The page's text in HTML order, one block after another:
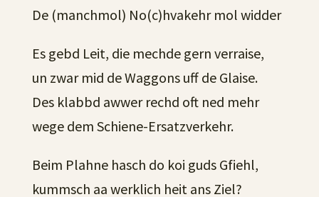
De (manchmol) No(c)hvakehr mol widder
Es gebd Leit, die mechde gern verraise,
un zwar mid de Waggons uff de Glaise.
Des klabbd awwer rechd oft ned mehr
wege dem Schiene-Ersatzverkehr.
Beim Plahne hasch do koi guds Gfiehl,
kummsch aa werklich heit ans Ziel?